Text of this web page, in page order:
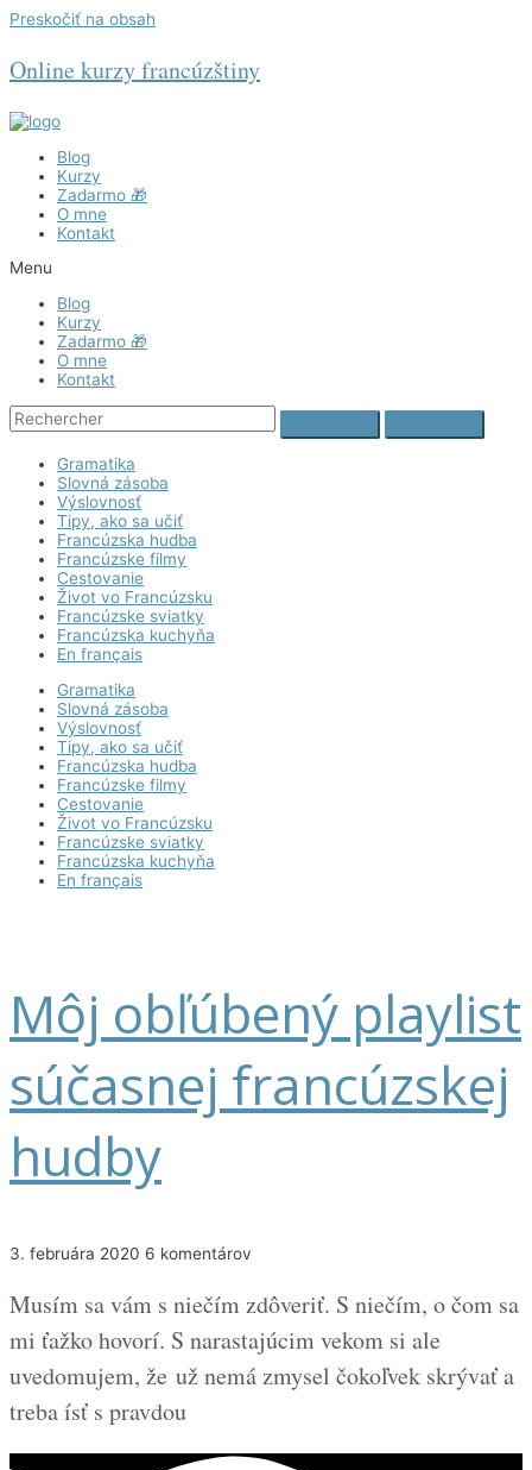
Preskočiť na obsah
Online kurzy francúzštiny
Blog
Kurzy
Zadarmo 🎁
O mne
Kontakt
Menu
Blog
Kurzy
Zadarmo 🎁
O mne
Kontakt
Gramatika
Slovná zásoba
Výslovnosť
Tipy, ako sa učiť
Francúzska hudba
Francúzske filmy
Cestovanie
Život vo Francúzsku
Francúzske sviatky
Francúzska kuchyňa
En français
Gramatika
Slovná zásoba
Výslovnosť
Tipy, ako sa učiť
Francúzska hudba
Francúzske filmy
Cestovanie
Život vo Francúzsku
Francúzske sviatky
Francúzska kuchyňa
En français
Môj obľúbený playlist
súčasnej francúzskej
hudby
3. februára 2020 6 komentárov
Musím sa vám s niečím zdôveriť. S niečím, o čom sa
mi ťažko hovorí. S narastajúcim vekom si ale
uvedomujem, že už nemá zmysel čokoľvek skrývať a
treba ísť s pravdou